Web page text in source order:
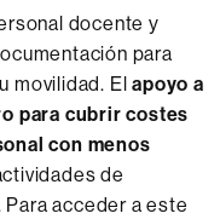
docente y
para
movilidad. Elapoyo a
para cubrir costes
con menos
de
acceder a este